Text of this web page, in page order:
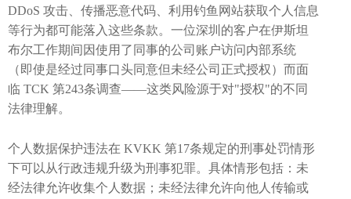
DDoS 攻击、传播恶意代码、利用钓鱼网站获取个人信息
等行为都可能落入这些条款。一位深圳的客户在伊斯坦
布尔工作期间因使用了同事的公司账户访问内部系统
（即使是经过同事口头同意但未经公司正式授权）而面
临 TCK 第243条调查——这类风险源于对"授权"的不同
法律理解。
个人数据保护违法在 KVKK 第17条规定的刑事处罚情形
下可以从行政违规升级为刑事犯罪。具体情形包括：未
经法律允许收集个人数据；未经法律允许向他人传输或